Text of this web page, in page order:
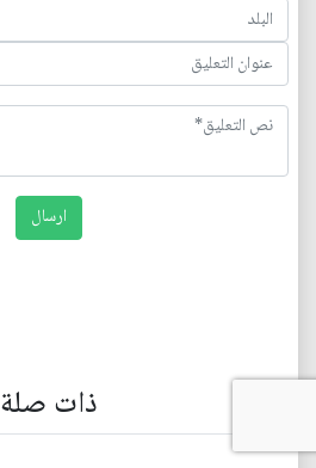
ذات صلة